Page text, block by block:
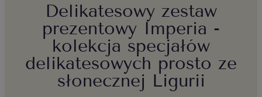
Delikatesowy zestaw
prezentowy Imperia -
kolekcja specjałów
delikatesowych prosto ze
słonecznej Ligurii